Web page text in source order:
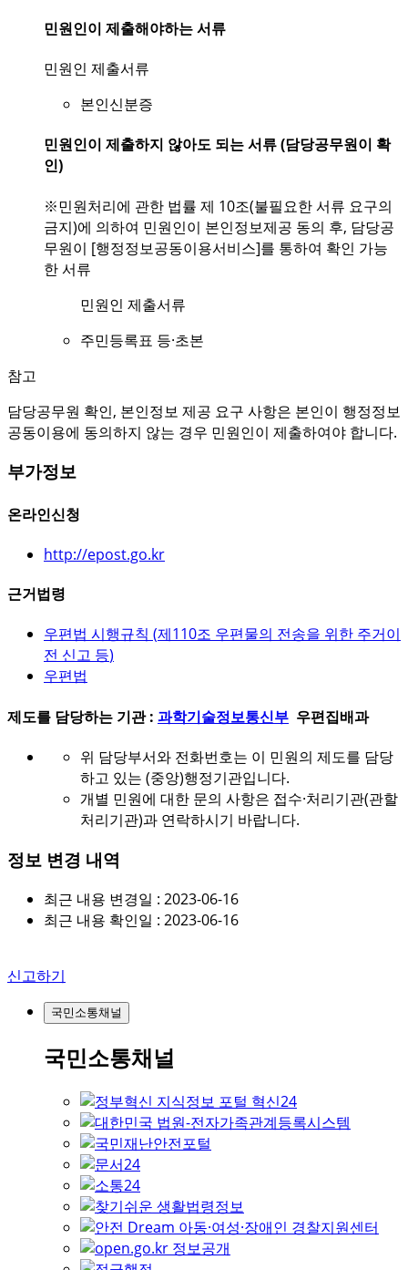
민원인이 제출해야하는 서류
민원인 제출서류
본인신분증
민원인이 제출하지 않아도 되는 서류 (담당공무원이 확
인)
※민원처리에 관한 법률 제 10조(불필요한 서류 요구의
금지)에 의하여 민원인이 본인정보제공 동의 후, 담당공
무원이 [행정정보공동이용서비스]를 통하여 확인 가능
한 서류
민원인 제출서류
주민등록표 등·초본
참고
담당공무원 확인, 본인정보 제공 요구 사항은 본인이 행정정보
공동이용에 동의하지 않는 경우 민원인이 제출하여야 합니다.
부가정보
온라인신청
http://epost.go.kr
근거법령
우편법 시행규칙 (제110조 우편물의 전송을 위한 주거이
전 신고 등)
우편법
제도를 담당하는 기관 : 과학기술정보통신부 우편집배과
위 담당부서와 전화번호는 이 민원의 제도를 담당
하고 있는 (중앙)행정기관입니다.
개별 민원에 대한 문의 사항은 접수·처리기관(관할
처리기관)과 연락하시기 바랍니다.
정보 변경 내역
최근 내용 변경일 : 2023-06-16
최근 내용 확인일 : 2023-06-16
신고하기
국민소통채널
국민소통채널